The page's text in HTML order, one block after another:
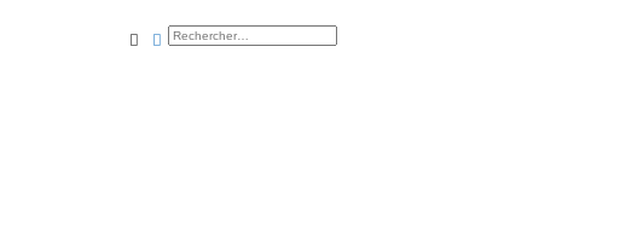
rechercher
rechercheavancée